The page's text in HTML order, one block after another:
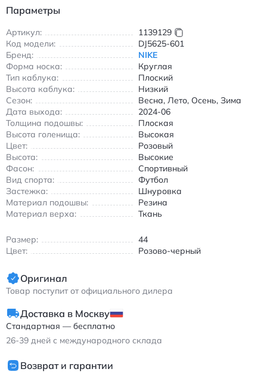
комфортную посадку и оптимальную вентиляцию во время
игры. Резиновая подошва с шипами FG идеально подходит
для игры на твердом грунте, обеспечивая надежное
сцепление и маневренность.
Модель оснащена амортизирующей системой Air Zoom для
поглощения ударных нагрузок и улучшения отталкивания.
Высокий верх обеспечивает дополнительную поддержку
голеностопа, что особенно важно при резких поворотах и
ускорениях. Круглый носок и шнуровка позволяют идеально
зафиксировать стопу, минимизируя риск травм.
Благодаря универсальному розово-черному цвету эти бутсы
подойдут как для тренировок, так и для официальных
матчей. Материалы верха обладают износостойкими
свойствами, что гарантирует долгий срок службы даже при
интенсивной эксплуатации. Подходит для всех сезонов
благодаря продуманной конструкции и качественным
материалам.
Найк Зум Суперфлай 9 спортивные кроссовки высокие
Параметры
Артикул:
1139129
Код модели:
DJ5625-601
Бренд:
NIKE
Форма носка:
Круглая
Тип каблука:
Плоский
Высота каблука:
Низкий
Сезон:
Весна, Лето, Осень, Зима
Дата выхода:
2024-06
Толщина подошвы:
Плоская
Высота голенища:
Высокая
Цвет:
Розовый
Высота:
Высокие
Фасон:
Спортивный
Вид спорта:
Футбол
Застежка:
Шнуровка
Материал подошвы:
Резина
Материал верха:
Ткань
Размер:
44
Цвет:
Розово-черный
Оригинал
Товар поступит от официального дилера
Доставка в Москву
Стандартная — бесплатно
26-39 дней с международного склада
Возврат и гарантии